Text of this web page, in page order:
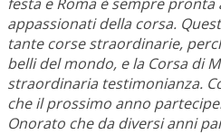
appassionati della corsa.
tante corse straordinarie,
belli del mondo, e la Corsa di
straordinaria testimonianza.
che il prossimo anno
Onorato che da diversi anni